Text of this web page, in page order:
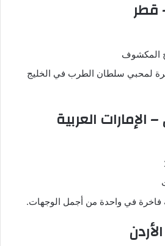
المكشوف
لمحبي سلطان الطرب في الخليج
الإمارات العربية
فاخرة في واحدة من أجمل الوجهات.